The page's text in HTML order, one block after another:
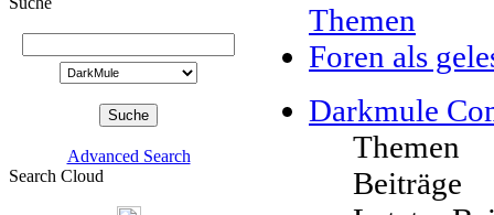
Advanced Search
Search Cloud
Themen
Foren als
Darkmule
Themen
Beiträge